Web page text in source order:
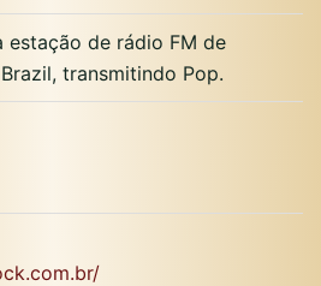
estação de rádio FM de
transmitindo Pop.